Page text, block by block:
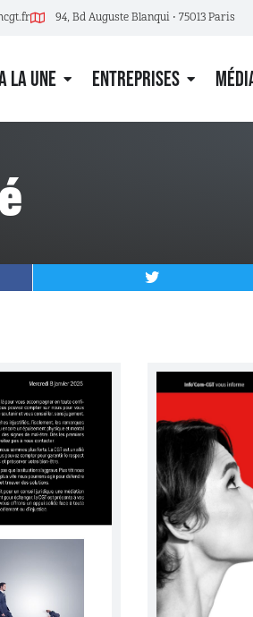
94, Bd Auguste Blanqui • 75013 Paris
LA UNE ENTREPRISES